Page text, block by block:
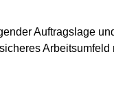
Auftragslage